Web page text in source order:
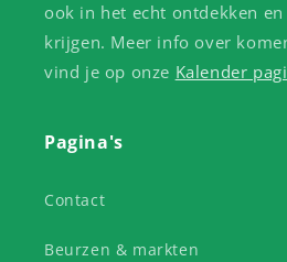
ook in het echt ontdekken
krijgen. Meer info over
vind je op onze Kalender
Pagina's
Contact
Beurzen & markten